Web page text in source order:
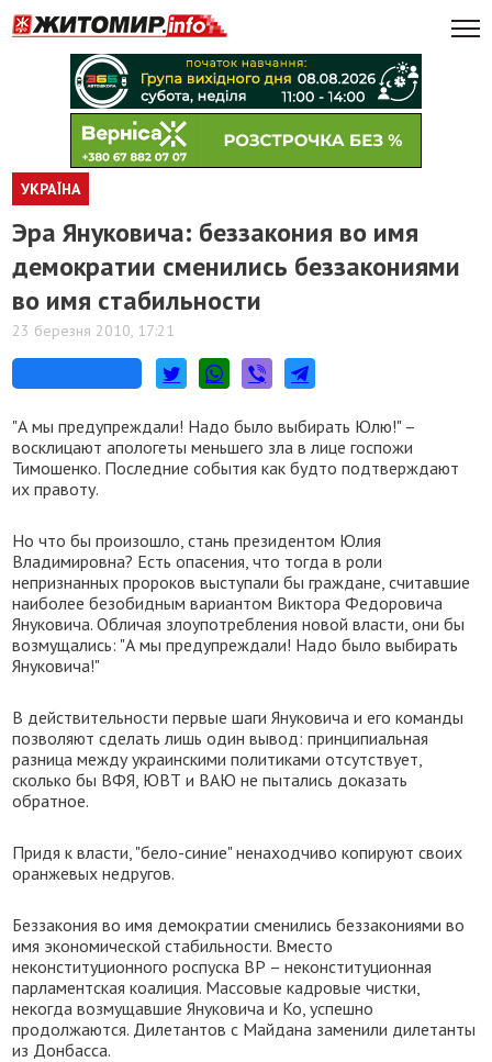
УКРАЇНА
Эра Януковича: беззакония во имя
демократии сменились беззакониями
во имя стабильности
23 березня 2010, 17:21
"А мы предупреждали! Надо было выбирать Юлю!" –
восклицают апологеты меньшего зла в лице госпожи
Тимошенко. Последние события как будто подтверждают
их правоту.
Но что бы произошло, стань президентом Юлия
Владимировна? Есть опасения, что тогда в роли
непризнанных пророков выступали бы граждане, считавшие
наиболее безобидным вариантом Виктора Федоровича
Януковича. Обличая злоупотребления новой власти, они бы
возмущались: "А мы предупреждали! Надо было выбирать
Януковича!"
В действительности первые шаги Януковича и его команды
позволяют сделать лишь один вывод: принципиальная
разница между украинскими политиками отсутствует,
сколько бы ВФЯ, ЮВТ и ВАЮ не пытались доказать
обратное.
Придя к власти, "бело-синие" ненаходчиво копируют своих
оранжевых недругов.
Беззакония во имя демократии сменились беззакониями во
имя экономической стабильности. Вместо
неконституционного роспуска ВР – неконституционная
парламентская коалиция. Массовые кадровые чистки,
некогда возмущавшие Януковича и Ко, успешно
продолжаются. Дилетантов с Майдана заменили дилетанты
из Донбасса.